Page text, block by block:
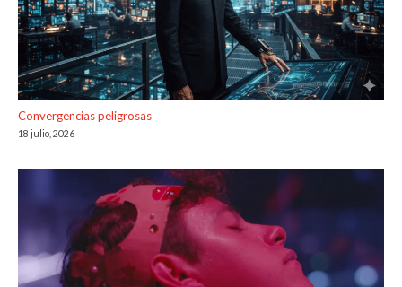
Convergencias peligrosas
18 julio, 2026